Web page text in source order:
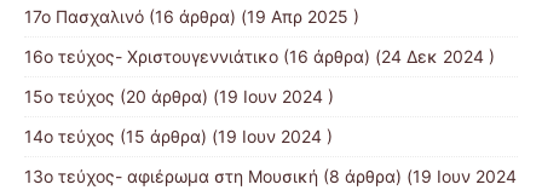
17ο Πασχαλινό (16 άρθρα) (19 Απρ 2025 )
16ο τεύχος- Χριστουγεννιάτικο (16 άρθρα) (24 Δεκ 2024 )
15ο τεύχος (20 άρθρα) (19 Ιουν 2024 )
14ο τεύχος (15 άρθρα) (19 Ιουν 2024 )
13o τεύχος- αφιέρωμα στη Μουσική (8 άρθρα) (19 Ιουν 2024